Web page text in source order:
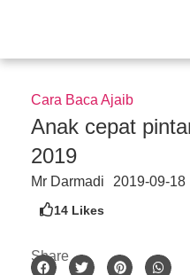
content
Cara Baca Ajaib
Anak cepat
2019
Mr Darmadi 2019-09-18
14Likes
Share